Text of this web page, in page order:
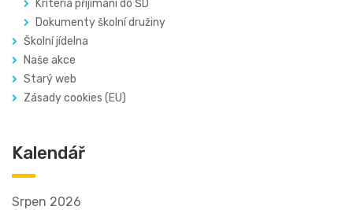
Kritéria přijímaní do ŠD
Dokumenty školní družiny
Školní jídelna
Naše akce
Starý web
Zásady cookies (EU)
Kalendář
Srpen 2026